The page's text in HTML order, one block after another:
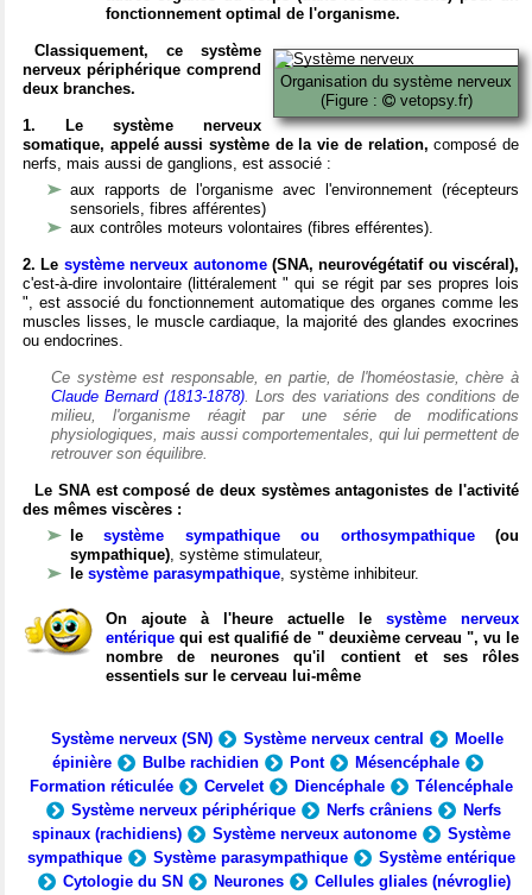
fonctionnement optimal de l'organisme.
Organisation du système nerveux
(Figure :
vetopsy.fr)
Classiquement, ce système
nerveux périphérique comprend
deux branches.
1. Le système nerveux
somatique, appelé aussi système de la vie de relation, composé de
nerfs, mais aussi de ganglions, est associé :
aux rapports de l'organisme avec l'environnement (récepteurs
sensoriels, fibres afférentes)
aux contrôles moteurs volontaires (fibres efférentes).
2. Le système nerveux autonome(SNA, neurovégétatif ou viscéral),
c'est-à-dire involontaire (littéralement " qui se régit par ses propres lois
", est associé du fonctionnement automatique des organes comme les
muscles lisses, le muscle cardiaque, la majorité des glandes exocrines
ou endocrines.
Ce système est responsable, en partie, de l'homéostasie, chère à
Claude Bernard (1813-1878). Lors des variations des conditions de
milieu, l'organisme réagit par une série de modifications
physiologiques, mais aussi comportementales, qui lui permettent de
retrouver son équilibre.
Le SNA est composé de deux systèmes antagonistes de l'activité
des mêmes viscères :
lesystème sympathique ou orthosympathique(ou
sympathique), système stimulateur,
le système parasympathique, système inhibiteur.
On ajoute à l'heure actuelle le système nerveux
entérique qui est qualifié de " deuxième cerveau ", vu le
nombre de neurones qu'il contient et ses rôles
essentiels sur le cerveau lui-même
Système nerveux (SN) Système nerveux central
Moelle
épinière
Bulbe rachidien Pont
Mésencéphale
Formation réticulée
Cervelet Diencéphale
Télencéphale
Système nerveux périphérique
Nerfs crâniens
Nerfs
spinaux (rachidiens)
Système nerveux autonome
Système
sympathique
Système parasympathique
Système entérique
Cytologie du SN
Neurones
Cellules gliales (névroglie)